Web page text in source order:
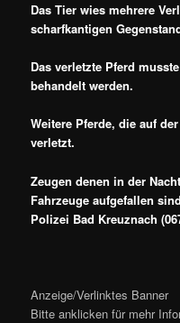
Das Tier wies mehrere
scharfkantigen
Das verletzte Pferd
behandelt werden.
Weitere Pferde, die auf
verletzt.
Zeugen denen in der
Fahrzeuge aufgefallen
Polizei Bad Kreuznach
Anzeige/Verlinktes Banner
Bitte anklicken für mehr